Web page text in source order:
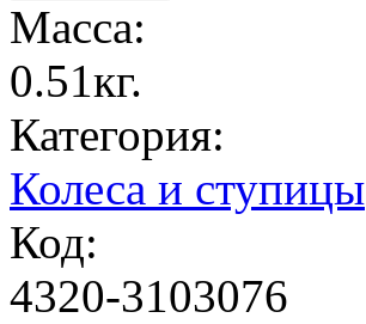
Масса:
0.51кг.
Категория:
Колеса и ступицы
Код:
4320-3103076